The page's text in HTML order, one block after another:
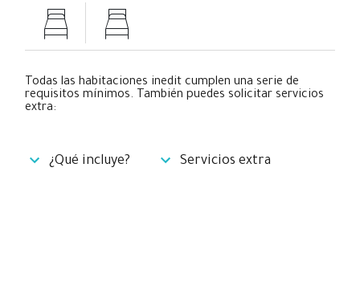
Todas las habitaciones inedit cumplen una serie de
requisitos mínimos. También puedes solicitar servicios
extra:
¿Qué incluye? Servicios extra